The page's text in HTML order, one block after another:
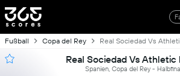
Fußball Copa del Rey Real Sociedad Vs
Real Sociedad Vs Athletic
Spanien, Copa del Rey -